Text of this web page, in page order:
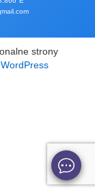
strony
WordPress